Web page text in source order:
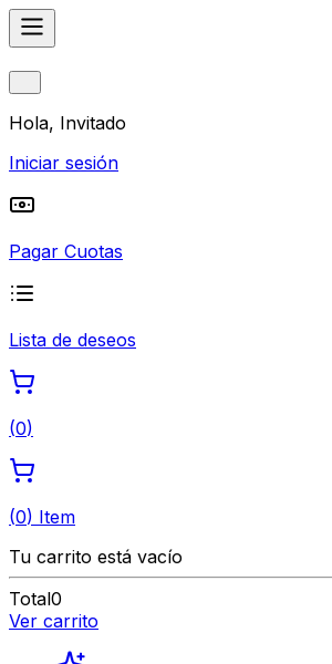
Hola, Invitado
Iniciar sesión
Pagar Cuotas
Lista de deseos
(0)
(0) Item
Tu carrito está vacío
Total0
Ver carrito